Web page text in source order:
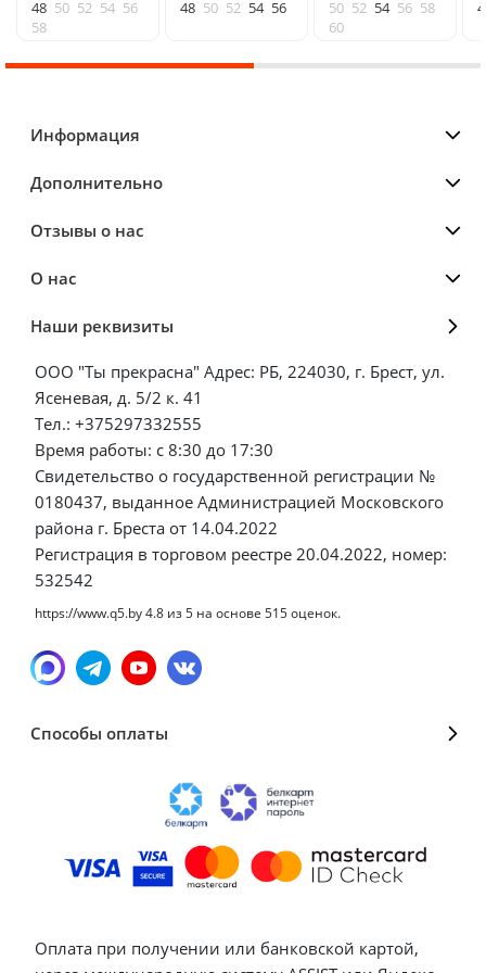
48 50 52 54 56
58
48 50 52 54 56 50 52 54 56 58
60
Информация
Дополнительно
Отзывы о нас
О нас
Наши реквизиты
ООО "Ты прекрасна" Адрес: РБ, 224030, г. Брест, ул.
Ясеневая, д. 5/2 к. 41
Тел.: +375297332555
Время работы: с 8:30 до 17:30
Свидетельство о государственной регистрации №
0180437, выданное Администрацией Московского
района г. Бреста от 14.04.2022
Регистрация в торговом реестре 20.04.2022, номер:
532542
https://www.q5.by4.8 из5 на основе 515оценок.
Способы оплаты
Оплата при получении или банковской картой,